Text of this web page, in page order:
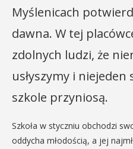
Myślenicach
dawna. W tej
zdolnych ludzi, że
usłyszymy i
szkole przyniosą.
Szkoła w styczniu obchodzi
oddycha młodością, a jej